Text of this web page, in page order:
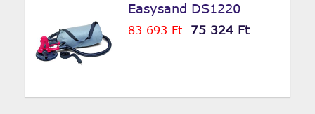
Easysand DS1220
83 693 Ft 75 324 Ft